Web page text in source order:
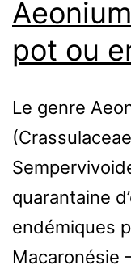
pot ou
Le genre
quarantaine
endémiques
Macaronésie